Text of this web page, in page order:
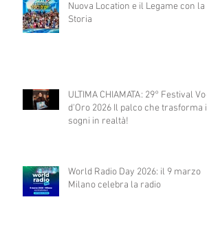
Nuova Location e il Legame con la
Storia
ULTIMA CHIAMATA: 29° Festival Voci
d'Oro 2026 Il palco che trasforma i
sogni in realtà!
World Radio Day 2026: il 9 marzo
Milano celebra la radio